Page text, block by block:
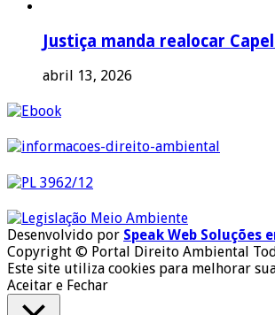
Justiça manda realocar
abril 13, 2026
Desenvolvido por Speak Web
Copyright © Portal Direito Ambiental
Este site utiliza cookies para melhorar
Aceitar e Fechar